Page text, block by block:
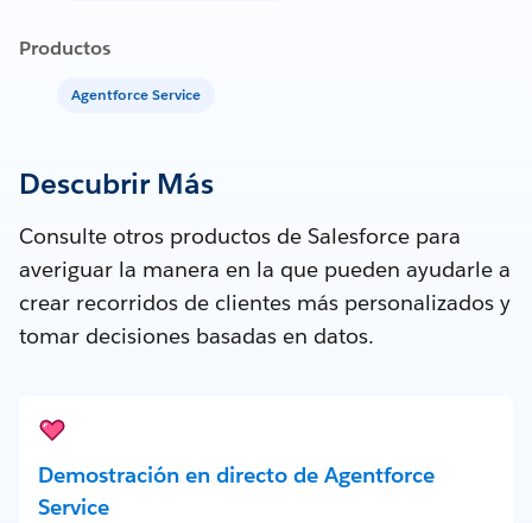
Productos
Agentforce Service
Descubrir Más
Consulte otros productos de Salesforce para
averiguar la manera en la que pueden ayudarle a
crear recorridos de clientes más personalizados y
tomar decisiones basadas en datos.
Demostración en directo de Agentforce
Service